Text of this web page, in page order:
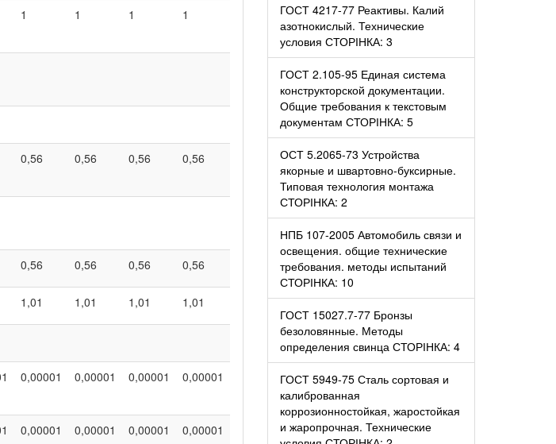
1 1 1 1
0,56 0,56 0,56 0,56
0,56 0,56 0,56 0,56
1,01 1,01 1,01 1,01
0,00001 0,00001 0,00001 0,00001
0,00001 0,00001 0,00001 0,00001
ГОСТ 4217-77 Реактивы. Калий
азотнокислый. Технические
условия СТОРІНКА: 3
ГОСТ 2.105-95 Единая система
конструкторской документации.
Общие требования к текстовым
документам СТОРІНКА: 5
ОСТ 5.2065-73 Устройства
якорные и швартовно-буксирные.
Типовая технология монтажа
СТОРІНКА: 2
НПБ 107-2005 Автомобиль связи и
освещения. общие технические
требования. методы испытаний
СТОРІНКА: 10
ГОСТ 15027.7-77 Бронзы
безоловянные. Методы
определения свинца СТОРІНКА: 4
ГОСТ 5949-75 Сталь сортовая и
калиброванная
коррозионностойкая, жаростойкая
и жаропрочная. Технические